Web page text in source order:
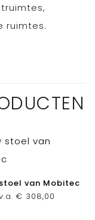
ruimtes.
van Mobitec
€ 308,00